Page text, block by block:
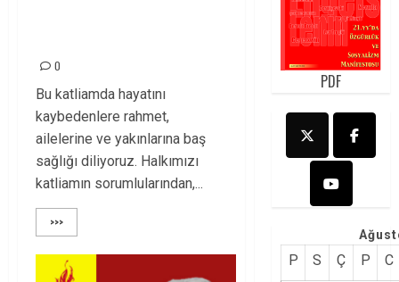
0
Bu katliamda hayatını
kaybedenlere rahmet,
ailelerine ve yakınlarına baş
sağlığı diliyoruz. Halkımızı
katliamın sorumlularından,...
>>>
PDF
P S Ç P C